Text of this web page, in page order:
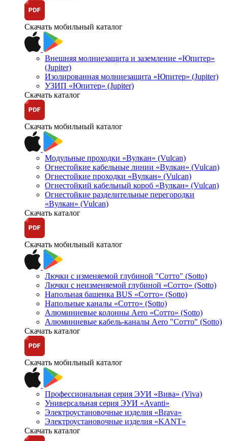
Скачать мобильный каталог
Внешняя молниезащита и заземление «Юпитер»
(Jupiter)
Изолированная молниезащита «Юпитер» (Jupiter)
УЗИП «Юпитер» (Jupiter)
Скачать каталог
Скачать мобильный каталог
Модульные проходки «Вулкан» (Vulcan)
Огнестойкие кабельные линии «Вулкан» (Vulcan)
Огнестойкие проходки «Вулкан» (Vulcan)
Огнестойкий кабельный короб «Вулкан» (Vulcan)
Огнестойкие разделительные перегородки
«Вулкан» (Vulcan)
Скачать каталог
Скачать мобильный каталог
Лючки с изменяемой глубиной "Сотто" (Sotto)
Лючки с неизменяемой глубиной «Сотто» (Sotto)
Напольная башенка BUS «Сотто» (Sotto)
Напольные каналы «Сотто» (Sotto)
Алюминиевые колонны Aero «Сотто» (Sotto)
Алюминиевые кабель-каналы Aero "Сотто" (Sotto)
Скачать каталог
Скачать мобильный каталог
Профессиональная серия ЭУИ «Вива» (Viva)
Универсальная серия ЭУИ «Avanti»
Электроустановочные изделия «Brava»
Электроустановочные изделия «KANT»
Скачать каталог